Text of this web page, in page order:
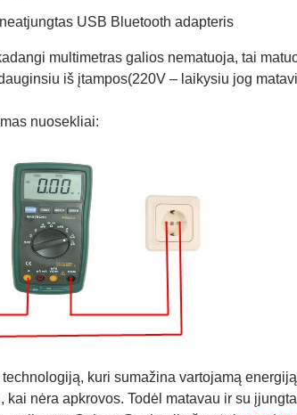
USB Bluetooth adapteris
multimetras galios nematuoja, tai
iš įtampos(220V – laikysiu jog
nuosekliai:
kuri sumažina vartojamą
kai nėra apkrovos. Todėl matavau ir su